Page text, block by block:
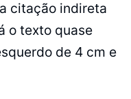
citação indireta
o texto quase
de 4 cm e